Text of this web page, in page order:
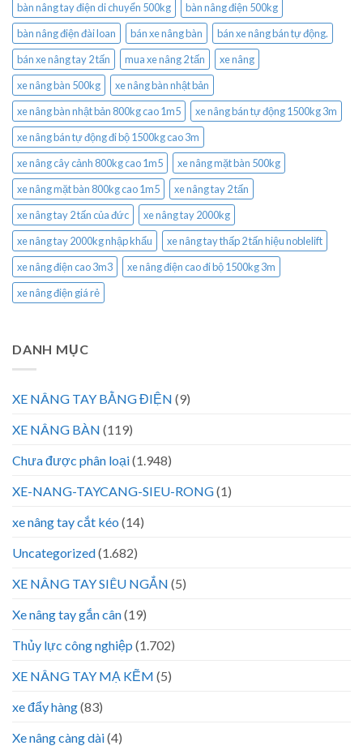
bàn nâng tay điện di chuyển 500kg
bàn nâng điện 500kg
bàn nâng điện đài loan
bán xe nâng bàn
bán xe nâng bán tự động.
bán xe nâng tay 2 tấn
mua xe nâng 2 tấn
xe nâng
xe nâng bàn 500kg
xe nâng bàn nhật bản
xe nâng bàn nhật bản 800kg cao 1m5
xe nâng bán tự động 1500kg 3m
xe nâng bán tự động đi bộ 1500kg cao 3m
xe nâng cây cảnh 800kg cao 1m5
xe nâng mặt bàn 500kg
xe nâng mặt bàn 800kg cao 1m5
xe nâng tay 2 tấn
xe nâng tay 2 tấn của đức
xe nâng tay 2000kg
xe nâng tay 2000kg nhập khẩu
xe nâng tay thấp 2 tấn hiệu noblelift
xe nâng điện cao 3m3
xe nâng điện cao đi bộ 1500kg 3m
xe nâng điện giá rẻ
DANH MỤC
XE NÂNG TAY BẰNG ĐIỆN (9)
XE NÂNG BÀN (119)
Chưa được phân loại(1.948)
XE-NANG-TAYCANG-SIEU-RONG(1)
xe nâng tay cắt kéo (14)
Uncategorized(1.682)
XE NÂNG TAY SIÊU NGẮN (5)
Xe nâng tay gắn cân(19)
Thủy lực công nghiệp (1.702)
XE NÂNG TAY MẠ KẼM (5)
xe đẩy hàng(83)
Xe nâng càng dài(4)